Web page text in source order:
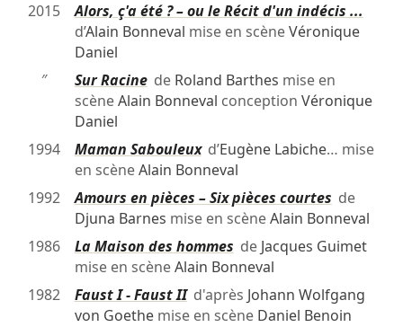
2015
Alors, ç'a été ? – ou le Récit d'un indécis ...
d’Alain Bonneval mise en scèneVéronique
Daniel
″
Sur Racinede Roland Barthes mise en
scèneAlain Bonneval conception Véronique
Daniel
1994
Maman Sabouleuxd’Eugène Labiche… mise
en scèneAlain Bonneval
1992
Amours en pièces – Six pièces courtes de
Djuna Barnes mise en scèneAlain Bonneval
1986
La Maison des hommes de Jacques Guimet
mise en scèneAlain Bonneval
1982
Faust I - Faust IId'après Johann Wolfgang
von Goethemise en scène Daniel Benoin